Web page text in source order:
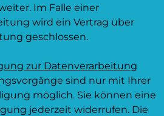
Im Falle einer
wird ein Vertrag über
geschlossen.
zur Datenverarbeitung
sind nur mit Ihrer
möglich. Sie können eine
jederzeit widerrufen. Die